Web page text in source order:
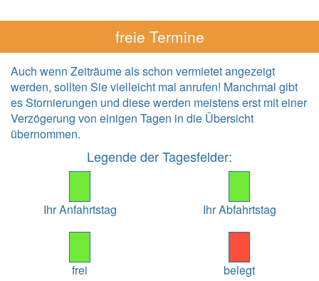
freie Termine
Auch wenn Zeiträume als schon vermietet angezeigt
werden, sollten Sie vielleicht mal anrufen! Manchmal gibt
es Stornierungen und diese werden meistens erst mit einer
Verzögerung von einigen Tagen in die Übersicht
übernommen.
Legende der Tagesfelder:
Ihr Anfahrtstag Ihr Abfahrtstag
frei belegt